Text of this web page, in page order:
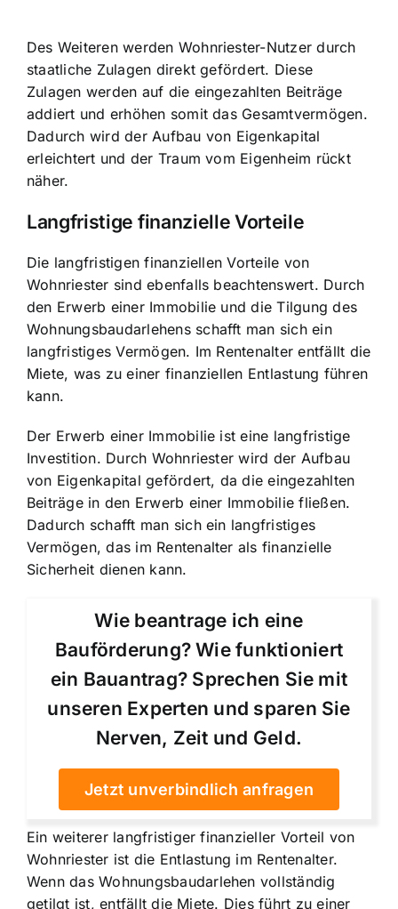
Des Weiteren werden Wohnriester-Nutzer durch
staatliche Zulagen direkt gefördert. Diese
Zulagen werden auf die eingezahlten Beiträge
addiert und erhöhen somit das Gesamtvermögen.
Dadurch wird der Aufbau von Eigenkapital
erleichtert und der Traum vom Eigenheim rückt
näher.
Langfristige finanzielle Vorteile
Die langfristigen finanziellen Vorteile von
Wohnriester sind ebenfalls beachtenswert. Durch
den Erwerb einer Immobilie und die Tilgung des
Wohnungsbaudarlehens schafft man sich ein
langfristiges Vermögen. Im Rentenalter entfällt die
Miete, was zu einer finanziellen Entlastung führen
kann.
Der Erwerb einer Immobilie ist eine langfristige
Investition. Durch Wohnriester wird der Aufbau
von Eigenkapital gefördert, da die eingezahlten
Beiträge in den Erwerb einer Immobilie fließen.
Dadurch schafft man sich ein langfristiges
Vermögen, das im Rentenalter als finanzielle
Sicherheit dienen kann.
Wie beantrage ich eine
Bauförderung? Wie funktioniert
ein Bauantrag? Sprechen Sie mit
unseren Experten und sparen Sie
Nerven, Zeit und Geld.
Jetzt unverbindlich anfragen
Ein weiterer langfristiger finanzieller Vorteil von
Wohnriester ist die Entlastung im Rentenalter.
Wenn das Wohnungsbaudarlehen vollständig
getilgt ist, entfällt die Miete. Dies führt zu einer